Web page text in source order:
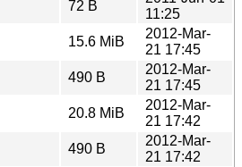
72 B
11:25
15.6 MiB
2012-Mar-
21 17:45
490 B
2012-Mar-
21 17:45
20.8 MiB
2012-Mar-
21 17:42
490 B
2012-Mar-
21 17:42